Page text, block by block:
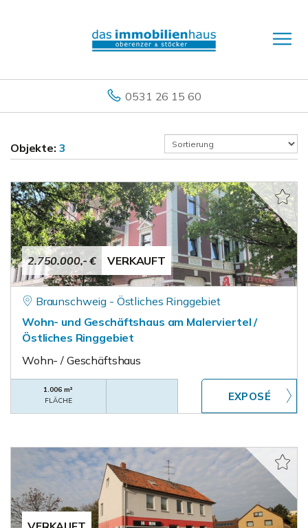
0531 26 15 60
Objekte: 3
2.750.000,- € VERKAUFT
Braunschweig - Östliches Ringgebiet
Wohn- und Geschäftshaus am Malerviertel /
Östliches Ringgebiet
Wohn- / Geschäftshaus
1.006 m²
FLÄCHE